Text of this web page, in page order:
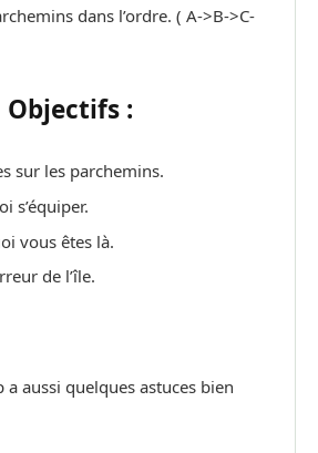
dans l’ordre. ( A->B->C-
Objectifs :
sur les parchemins.
s’équiper.
vous êtes là.
de l’île.
a aussi quelques astuces bien